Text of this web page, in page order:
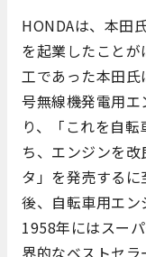
HONDAは、本田
を起業したこと
工であった本田
号無線機発電用
り、「これを自
ち、エンジンを
タ」を発売する
後、自転車用エン
1958年にはスー